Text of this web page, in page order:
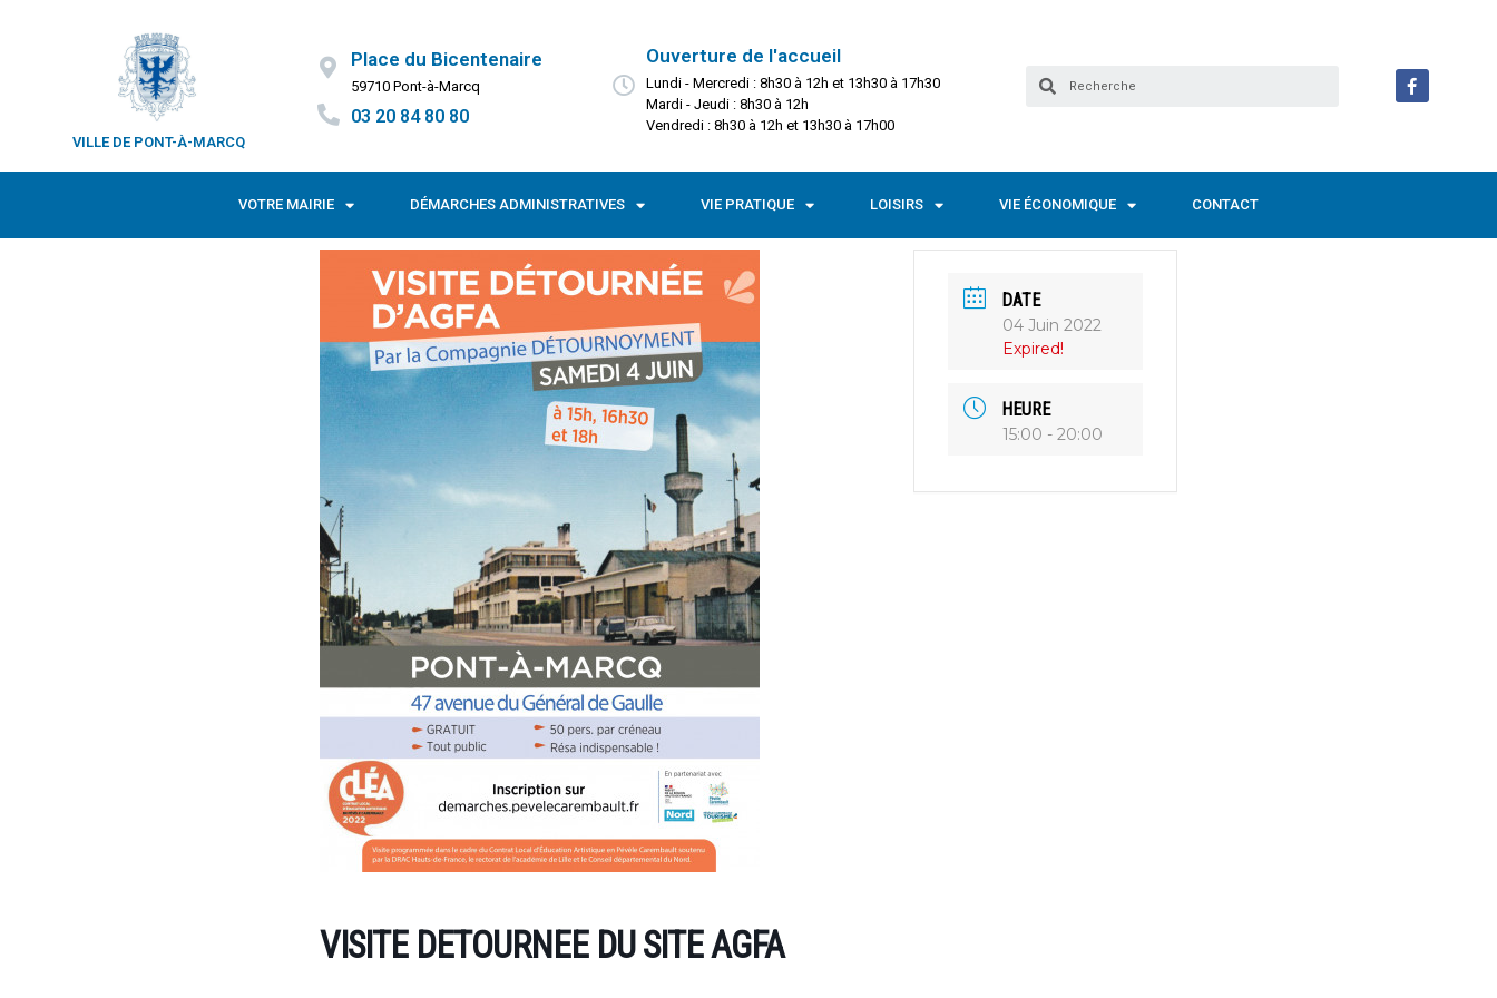
VILLE DE PONT-À-MARCQ
Place du Bicentenaire
59710 Pont-à-Marcq
03 20 84 80 80
Ouverture de l'accueil
Lundi - Mercredi : 8h30 à 12h et 13h30 à 17h30
Mardi - Jeudi : 8h30 à 12h
Vendredi : 8h30 à 12h et 13h30 à 17h00
VOTRE MAIRIE DÉMARCHES ADMINISTRATIVES VIE PRATIQUE LOISIRS VIE ÉCONOMIQUE CONTACT
VISITE DETOURNEE DU SITE AGFA
DATE
04 Juin 2022
Expired!
HEURE
15:00 - 20:00